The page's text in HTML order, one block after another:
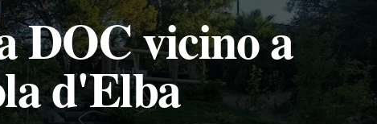
DOC vicino a
d'Elba